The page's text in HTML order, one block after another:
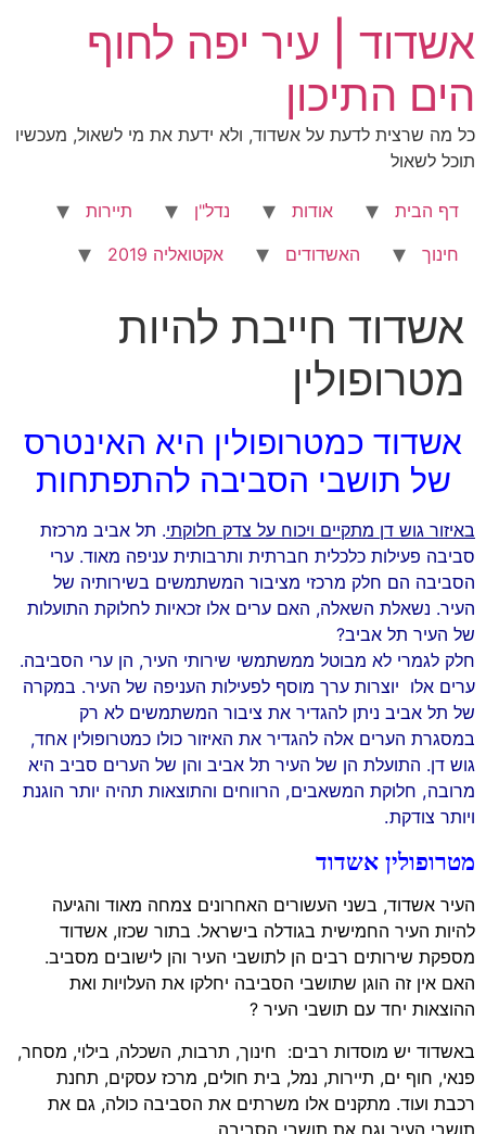
לתוכן
אשדוד | עיר יפה לחוף
הים התיכון
כל מה שרצית לדעת על אשדוד, ולא ידעת את מי לשאול, מעכשיו
תוכל לשאול
דף הבית אודות נדל"ן
תיירות
חינוך
האשדודים אקטואליה 2019
אשדוד חייבת להיות
מטרופולין
אשדוד כמטרופולין היא האינטרס
של תושבי הסביבה להתפתחות
באיזור גוש דן מתקיים ויכוח על צדק חלוקתי. תל אביב מרכזת
סביבה פעילות כלכלית חברתית ותרבותית עניפה מאוד. ערי
הסביבה הם חלק מרכזי מציבור המשתמשים בשירותיה של
העיר. נשאלת השאלה, האם ערים אלו זכאיות לחלוקת התועלות
של העיר תל אביב?
חלק לגמרי לא מבוטל ממשתמשי שירותי העיר, הן ערי הסביבה.
ערים אלו יוצרות ערך מוסף לפעילות העניפה של העיר. במקרה
של תל אביב ניתן להגדיר את ציבור המשתמשים לא רק
במסגרת הערים אלה להגדיר את האיזור כולו כמטרופולין אחד,
גוש דן. התועלת הן של העיר תל אביב והן של הערים סביב היא
מרובה, חלוקת המשאבים, הרווחים והתוצאות תהיה יותר הוגנת
ויותר צודקת.
מטרופולין אשדוד
העיר אשדוד, בשני העשורים האחרונים צמחה מאוד והגיעה
להיות העיר החמישית בגודלה בישראל. בתור שכזו, אשדוד
מספקת שירותים רבים הן לתושבי העיר והן לישובים מסביב.
האם אין זה הוגן שתושבי הסביבה יחלקו את העלויות ואת
ההוצאות יחד עם תושבי העיר ?
באשדוד יש מוסדות רבים: חינוך, תרבות, השכלה, בילוי, מסחר,
פנאי, חוף ים, תיירות, נמל, בית חולים, מרכז עסקים, תחנת
רכבת ועוד. מתקנים אלו משרתים את הסביבה כולה, גם את
תושבי העיר וגם את תושבי הסביבה.